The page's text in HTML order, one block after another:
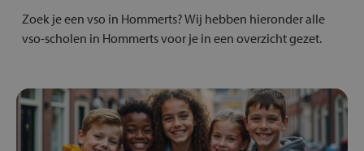
Zoek je een vso in Hommerts? Wij hebben hieronder alle
vso-scholen in Hommerts voor je in een overzicht gezet.